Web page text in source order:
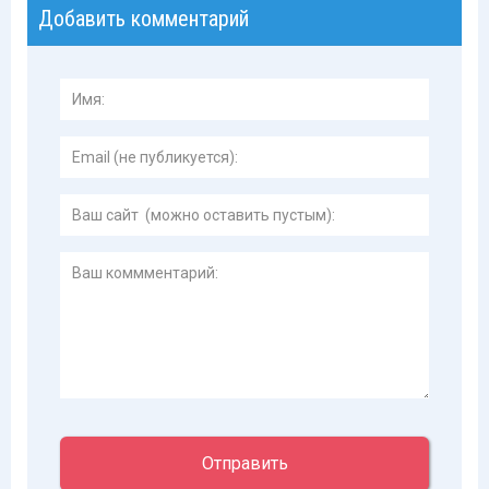
Добавить комментарий